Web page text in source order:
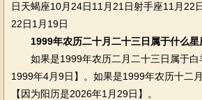
日天蝎座10月24日11月21日射手座11月22
22日1月19日
1999年农历二十月二十三日属于什么星
如果是1999年农历二月二十三日属于白
1999年4月9日】。如果是1999年农历十二
【因为阳历是2026年1月29日】。